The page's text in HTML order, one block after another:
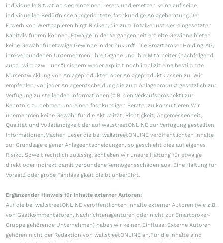
individuelle Situation des einzelnen Lesers und ersetzen keine auf seine
individuellen Bedürfnisse ausgerichtete, fachkundige Anlageberatung.Der
Erwerb von Wertpapieren birgt Risiken, die zum Totalverlust des eingesetzten
Kapitals führen können. Etwaige in der Vergangenheit erzielte Gewinne bieten
keine Gewähr für etwaige Gewinne in der Zukunft. Die Smartbroker Holding AG,
ihre verbundenen Unternehmen, ihre Organe und ihre Mitarbeiter (nachfolgend
auch „wir“ bzw. „uns“) sichern weder explizit noch implizit eine bestimmte
Kursentwicklung von Anlageprodukten oder Anlageproduktklassen zu. Wir
empfehlen, vor jeder Anlageentscheidung die zum Anlageprodukt gesetzlich zur
Verfügung zu stellenden Informationen (z.B. den Verkaufsprospekt) zur
Kenntnis zu nehmen und einen fachkundigen Berater zu konsultieren.Wir
übernehmen keine Gewähr für die Aktualität, Richtigkeit, Angemessenheit,
Qualität und Vollständigkeit der auf wallstreetONLINE zur Verfügung gestellten
Informationen.Machen Leser die bei wallstreetONLINE veröffentlichten Inhalte
zur Grundlage eigener Anlageentscheidungen, so geschieht dies auf eigenes
Risiko. Soweit rechtlich zulässig, schließen wir unsere Haftung für etwaige
direkt oder indirekt damit verbundene Vermögensschäden aus. Eine Haftung für
Vorsatz oder grobe Fahrlässigkeit bleibt unberührt.
Ergänzender Hinweis für Inhalte externer Autoren:
Auf die bei wallstreetONLINE veröffentlichten Inhalte externer Autoren (wie z.B.
von Gastkommentatoren, Nachrichtenagenturen oder nicht zur Smartbroker-
Gruppe gehörende Unternehmen) haben wir keinen Einfluss. Externe Autoren
gehören nicht der Redaktion von wallstreetONLINE an.Für die Inhalte sind